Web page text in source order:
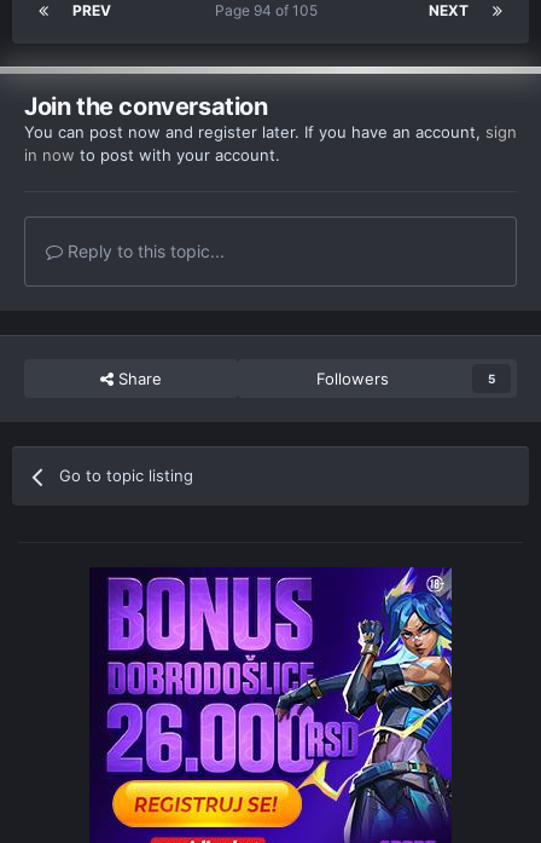
PREV NEXT
Page 94 of 105
Join the conversation
You can post now and register later. If you have an account, sign
in now to post with your account.
Reply to this topic...
Share Followers 5
Go to topic listing